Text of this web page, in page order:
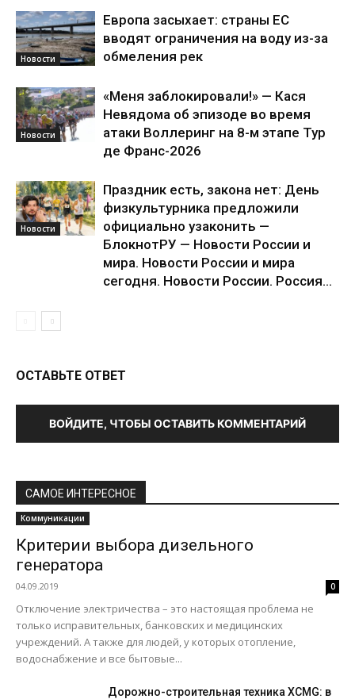
Новости
Европа засыхает: страны ЕС
вводят ограничения на воду из-за
обмеления рек
Новости
«Меня заблокировали!» — Кася
Невядома об эпизоде во время
атаки Воллеринг на 8-м этапе Тур
де Франс-2026
Новости
Праздник есть, закона нет: День
физкультурника предложили
официально узаконить —
БлокнотРУ — Новости России и
мира. Новости России и мира
сегодня. Новости России. Россия...
ОСТАВЬТЕ ОТВЕТ
ВОЙДИТЕ, ЧТОБЫ ОСТАВИТЬ КОММЕНТАРИЙ
САМОЕ ИНТЕРЕСНОЕ
Коммуникации
Критерии выбора дизельного
генератора
04.09.2019 0
Отключение электричества – это настоящая проблема не
только исправительных, банковских и медицинских
учреждений. А также для людей, у которых отопление,
водоснабжение и все бытовые...
Дорожно-строительная техника XCMG: в